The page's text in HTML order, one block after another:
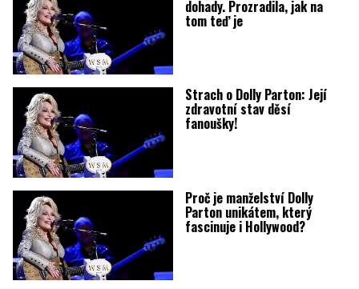
dohady. Prozradila, jak na
tom teď je
Strach o Dolly Parton: Její
zdravotní stav děsí
fanoušky!
Proč je manželství Dolly
Parton unikátem, který
fascinuje i Hollywood?